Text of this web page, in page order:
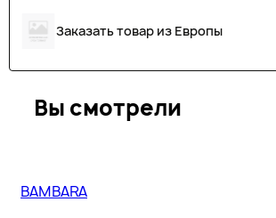
Заказать товар из Европы
Вы смотрели
BAMBARA